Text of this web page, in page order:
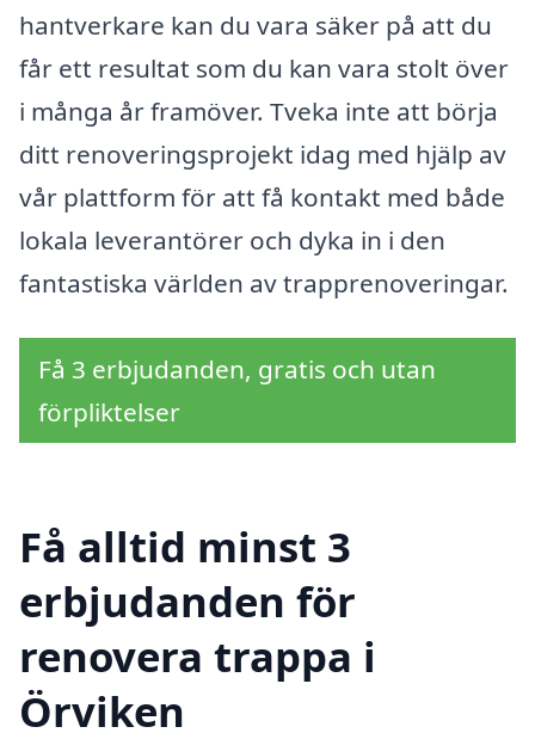
hantverkare kan du vara säker på att du
får ett resultat som du kan vara stolt över
i många år framöver. Tveka inte att börja
ditt renoveringsprojekt idag med hjälp av
vår plattform för att få kontakt med både
lokala leverantörer och dyka in i den
fantastiska världen av trapprenoveringar.
Få 3 erbjudanden, gratis och utan
förpliktelser
Få alltid minst 3
erbjudanden för
renovera trappa i
Örviken